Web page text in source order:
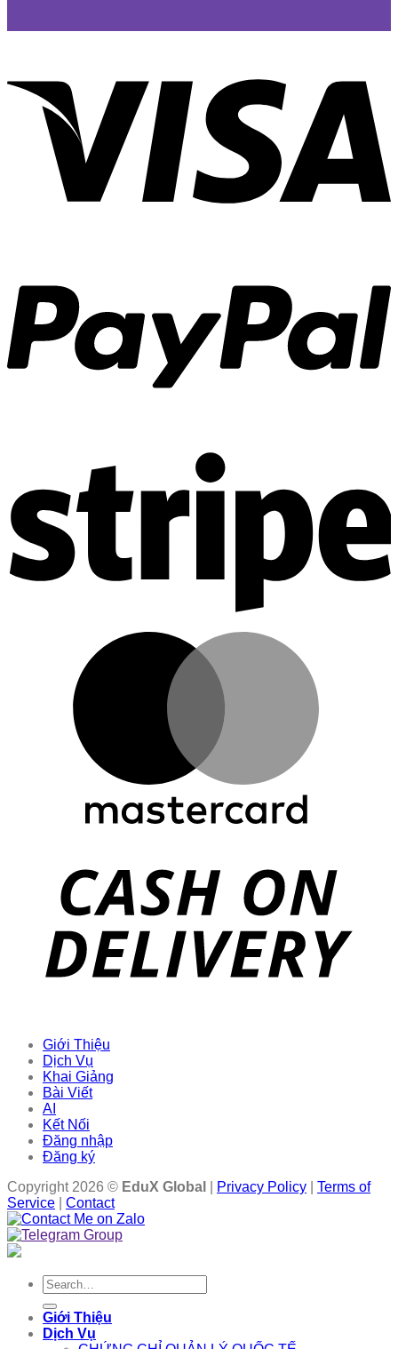
Giới Thiệu
Dịch Vụ
Khai Giảng
Bài Viết
AI
Kết Nối
Đăng nhập
Đăng ký
Copyright 2026 © EduX Global Privacy Policy
Terms of
Service
Contact
Search
for:
Giới Thiệu
Dịch Vụ